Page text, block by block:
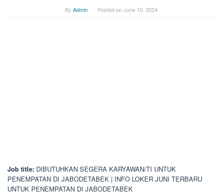
By Admin Posted onJune 10, 2024
Job title: DIBUTUHKAN SEGERA KARYAWAN/TI UNTUK
PENEMPATAN DI JABODETABEK | INFO LOKER JUNI TERBARU
UNTUK PENEMPATAN DI JABODETABEK